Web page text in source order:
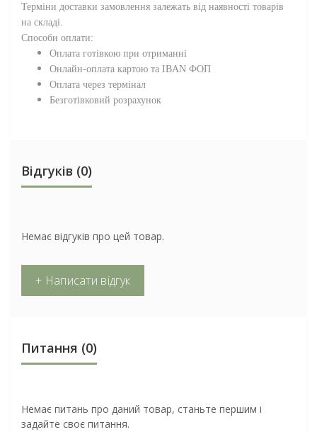
Терміни доставки замовлення залежать від наявності товарів
на складі.
Способи оплати:
Оплата готівкою при отриманні
Онлайн-оплата картою та IBAN ФОП
Оплата через термінал
Безготівковий розрахунок
Відгуків (0)
Немає відгуків про цей товар.
+ Написати відгук
Питання (0)
Немає питань про даний товар, станьте першим і
задайте своє питання.